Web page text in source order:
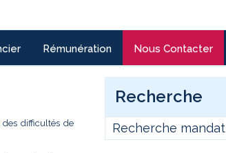
Rémunération Nous Contacter
difficultés de
Recherche
Recherche mandat